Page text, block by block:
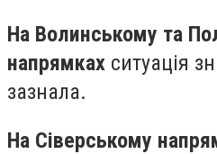
На Волинському та
напрямках ситуація
зазнала.
На Сіверському